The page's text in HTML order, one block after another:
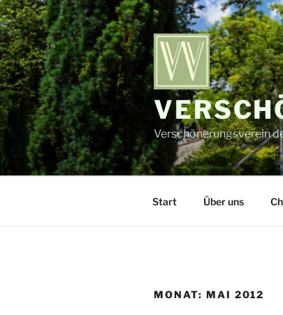
Zum
Inhalt
springen
Verschönerungsverein
Start Über uns
MONAT: MAI 2012